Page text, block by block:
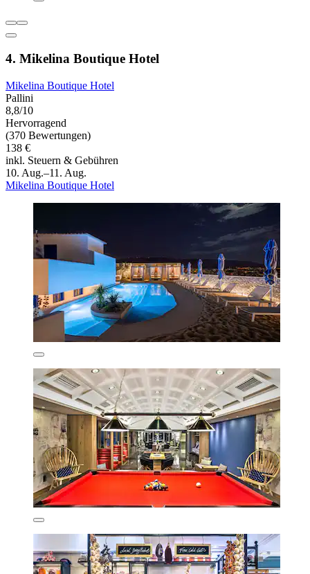
4. Mikelina Boutique Hotel
Mikelina Boutique Hotel
Pallini
8,8/10
Hervorragend
(370 Bewertungen)
138 €
inkl. Steuern & Gebühren
10. Aug.–11. Aug.
Mikelina Boutique Hotel